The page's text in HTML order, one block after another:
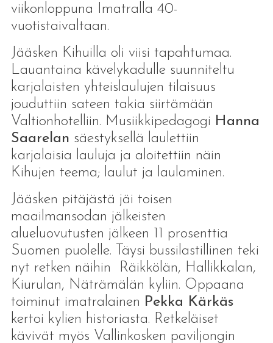
viikonloppuna Imatralla 40-
vuotistaivaltaan.
Jääsken Kihuilla oli viisi tapahtumaa.
Lauantaina kävelykadulle suunniteltu
karjalaisten yhteislaulujen tilaisuus
jouduttiin sateen takia siirtämään
Valtionhotelliin. Musiikkipedagogi Hanna
Saarelan säestyksellä laulettiin
karjalaisia lauluja ja aloitettiin näin
Kihujen teema; laulut ja laulaminen.
Jääsken pitäjästä jäi toisen
maailmansodan jälkeisten
alueluovutusten jälkeen 11 prosenttia
Suomen puolelle. Täysi bussilastillinen teki
nyt retken näihin Räikkölän, Hallikkalan,
Kiurulan, Näträmälän kyliin. Oppaana
toiminut imatralainen Pekka Kärkäs
kertoi kylien historiasta. Retkeläiset
kävivät myös Vallinkosken paviljongin